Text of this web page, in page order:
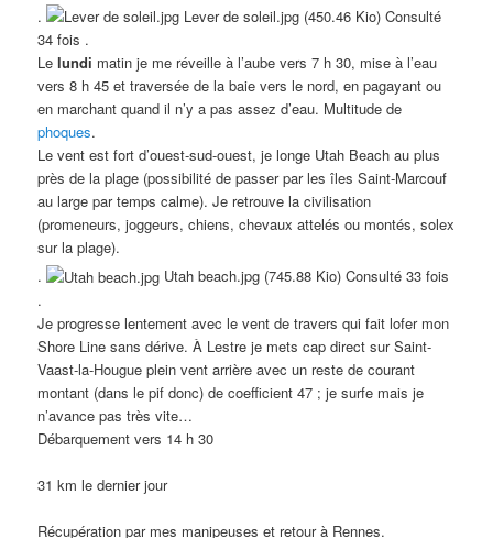
.
Lever de soleil.jpg (450.46 Kio) Consulté
34 fois .
Lelundi matin je me réveille à l’aube vers 7 h 30, mise à l’eau
vers 8 h 45 et traversée de la baie vers le nord, en pagayant ou
en marchant quand il n’y a pas assez d’eau. Multitude de
phoques.
Le vent est fort d’ouest-sud-ouest, je longe Utah Beach au plus
près de la plage (possibilité de passer par les îles Saint-Marcouf
au large par temps calme). Je retrouve la civilisation
(promeneurs, joggeurs, chiens, chevaux attelés ou montés, solex
sur la plage).
.
Utah beach.jpg (745.88 Kio) Consulté 33 fois
.
Je progresse lentement avec le vent de travers qui fait lofer mon
Shore Line sans dérive. À Lestre je mets cap direct sur Saint-
Vaast-la-Hougue plein vent arrière avec un reste de courant
montant (dans le pif donc) de coefficient 47 ; je surfe mais je
n’avance pas très vite…
Débarquement vers 14 h 30
31 km le dernier jour
Récupération par mes manipeuses et retour à Rennes.